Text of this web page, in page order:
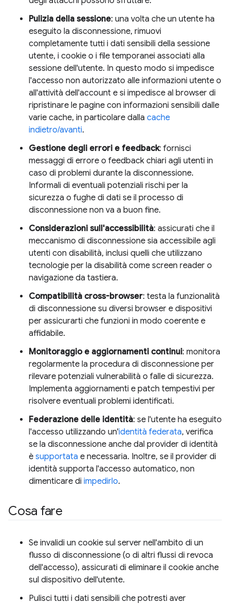
Pulizia della sessione: una volta che un utente ha
eseguito la disconnessione, rimuovi
completamente tutti i dati sensibili della sessione
utente, i cookie o i file temporanei associati alla
sessione dell'utente. In questo modo si impedisce
l'accesso non autorizzato alle informazioni utente o
all'attività dell'account e si impedisce al browser di
ripristinare le pagine con informazioni sensibili dalle
varie cache, in particolare dalla cache
indietro/avanti.
Gestione degli errori e feedback: fornisci
messaggi di errore o feedback chiari agli utenti in
caso di problemi durante la disconnessione.
Informali di eventuali potenziali rischi per la
sicurezza o fughe di dati se il processo di
disconnessione non va a buon fine.
Considerazioni sull'accessibilità: assicurati che il
meccanismo di disconnessione sia accessibile agli
utenti con disabilità, inclusi quelli che utilizzano
tecnologie per la disabilità come screen reader o
navigazione da tastiera.
Compatibilità cross-browser: testa la funzionalità
di disconnessione su diversi browser e dispositivi
per assicurarti che funzioni in modo coerente e
affidabile.
Monitoraggio e aggiornamenti continui: monitora
regolarmente la procedura di disconnessione per
rilevare potenziali vulnerabilità o falle di sicurezza.
Implementa aggiornamenti e patch tempestivi per
risolvere eventuali problemi identificati.
Federazione delle identità: se l'utente ha eseguito
l'accesso utilizzando un'identità federata, verifica
se la disconnessione anche dal provider di identità
è supportata e necessaria. Inoltre, se il provider di
identità supporta l'accesso automatico, non
dimenticare di impedirlo.
Cosa fare
Se invalidi un cookie sul server nell'ambito di un
flusso di disconnessione (o di altri flussi di revoca
dell'accesso), assicurati di eliminare il cookie anche
sul dispositivo dell'utente.
Pulisci tutti i dati sensibili che potresti aver